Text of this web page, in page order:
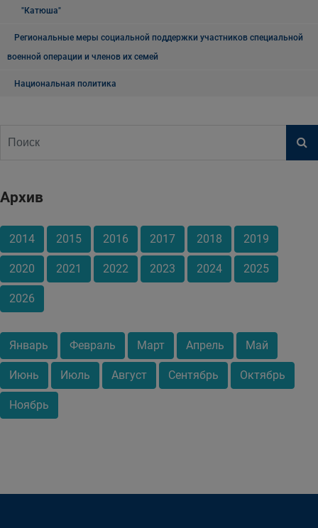
"Катюша"
Региональные меры социальной поддержки участников специальной
военной операции и членов их семей
Национальная политика
Архив
2014 2015 2016 2017 2018 2019
2020 2021 2022 2023 2024 2025
2026
Январь Февраль Март Апрель Май
Июнь Июль Август Сентябрь Октябрь
Ноябрь